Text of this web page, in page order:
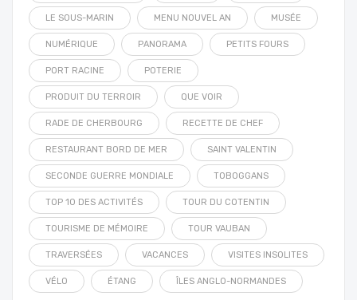
LE SOUS-MARIN MENU NOUVEL AN MUSÉE
NUMÉRIQUE PANORAMA PETITS FOURS
PORT RACINE POTERIE
PRODUIT DU TERROIR QUE VOIR
RADE DE CHERBOURG RECETTE DE CHEF
RESTAURANT BORD DE MER SAINT VALENTIN
SECONDE GUERRE MONDIALE TOBOGGANS
TOP 10 DES ACTIVITÉS TOUR DU COTENTIN
TOURISME DE MÉMOIRE TOUR VAUBAN
TRAVERSÉES VACANCES VISITES INSOLITES
VÉLO ÉTANG ÎLES ANGLO-NORMANDES